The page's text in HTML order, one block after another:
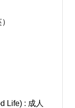
Life) : 成人